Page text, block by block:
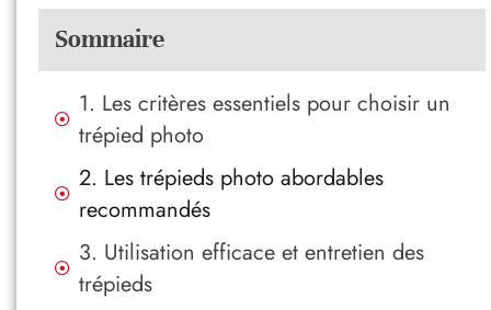
Sommaire
1. Les critères essentiels pour choisir un
trépied photo
2. Les trépieds photo abordables
recommandés
3. Utilisation efficace et entretien des
trépieds